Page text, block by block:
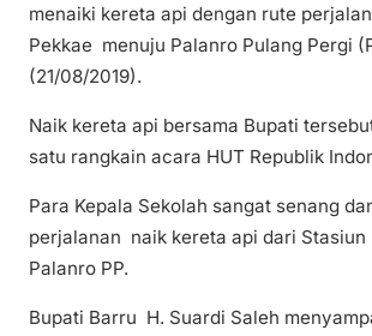
menaiki kereta api dengan rute
Pekkae menuju Palanro Pulang Pergi
(21/08/2019).
Naik kereta api bersama Bupati
satu rangkain acara HUT Republik
Para Kepala Sekolah sangat senang
perjalanan naik kereta api dari Stasiun
Palanro PP.
Bupati Barru H. Suardi Saleh